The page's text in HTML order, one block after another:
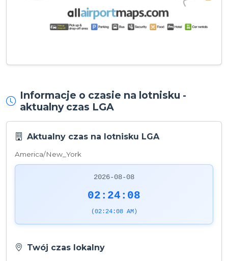
Informacje o czasie na lotnisku -
aktualny czas LGA
Aktualny czas na lotnisku LGA
America/New_York
2026-08-08
02:24:08
(02:24:08 AM)
Twój czas lokalny